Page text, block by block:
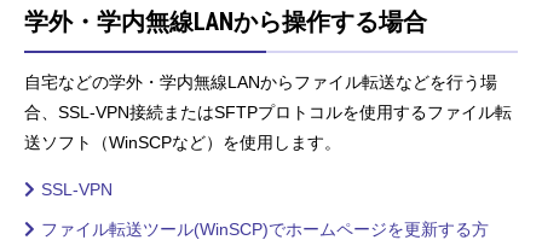
学外・学内無線LANから操作する場合
自宅などの学外・学内無線LANからファイル転送などを行う場
合、SSL-VPN接続またはSFTPプロトコルを使用するファイル転
送ソフト（WinSCPなど）を使用します。
SSL-VPN
ファイル転送ツール(WinSCP)でホームページを更新する方